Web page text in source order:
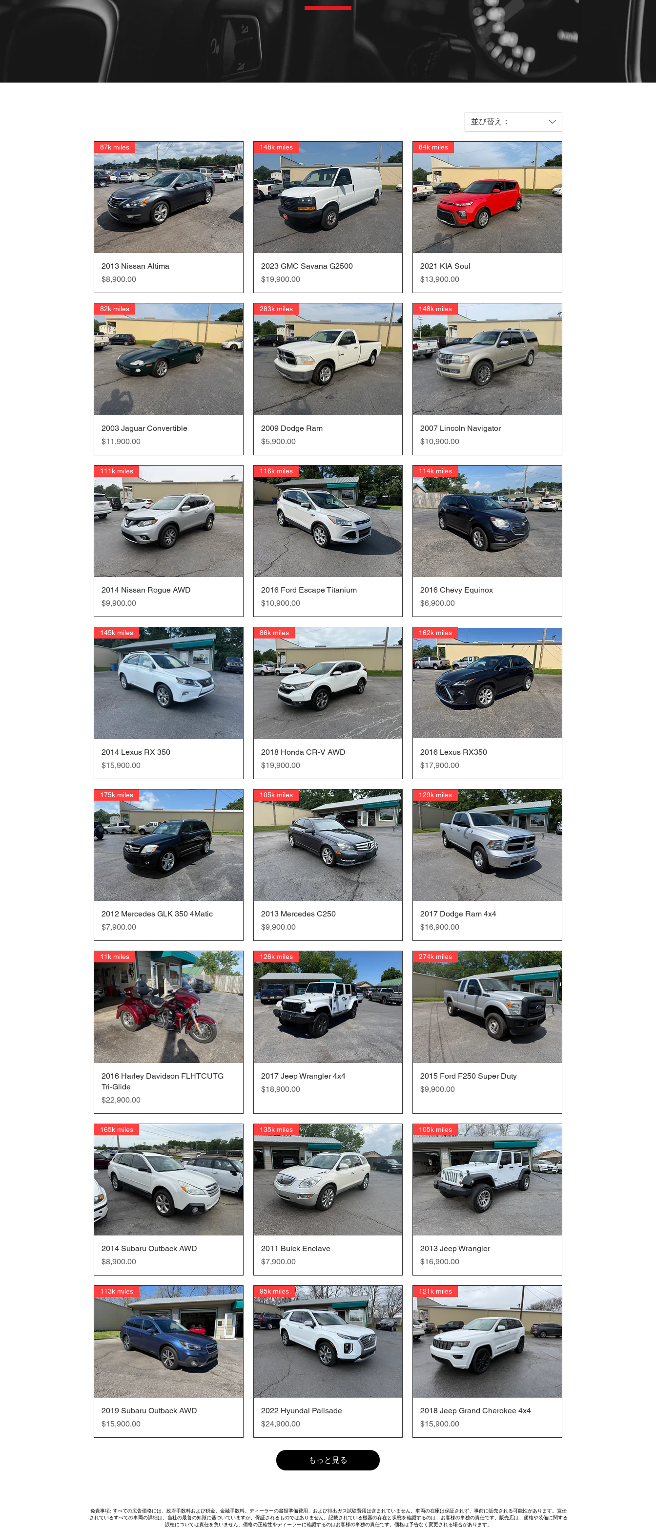
並び替え：
クイックビュー
87k miles
2013 Nissan Altima
価格
$8,900.00
クイックビュー
148k miles
2023 GMC Savana G2500
価格
$19,900.00
クイックビュー
84k miles
2021 KIA Soul
価格
$13,900.00
クイックビュー
82k miles
2003 Jaguar Convertible
価格
$11,900.00
クイックビュー
283k miles
2009 Dodge Ram
価格
$5,900.00
クイックビュー
148k miles
2007 Lincoln Navigator
価格
$10,900.00
クイックビュー
111k miles
2014 Nissan Rogue AWD
価格
$9,900.00
クイックビュー
116k miles
2016 Ford Escape Titanium
価格
$10,900.00
クイックビュー
114k miles
2016 Chevy Equinox
価格
$6,900.00
クイックビュー
145k miles
2014 Lexus RX 350
価格
$15,900.00
クイックビュー
86k miles
2018 Honda CR-V AWD
価格
$19,900.00
クイックビュー
162k miles
2016 Lexus RX350
価格
$17,900.00
クイックビュー
175k miles
2012 Mercedes GLK 350 4Matic
価格
$7,900.00
クイックビュー
105k miles
2013 Mercedes C250
価格
$9,900.00
クイックビュー
129k miles
2017 Dodge Ram 4x4
価格
$16,900.00
クイックビュー
11k miles
2016 Harley Davidson FLHTCUTG
Tri-Glide
価格
$22,900.00
クイックビュー
126k miles
2017 Jeep Wrangler 4x4
価格
$18,900.00
クイックビュー
274k miles
2015 Ford F250 Super Duty
価格
$9,900.00
クイックビュー
165k miles
2014 Subaru Outback AWD
価格
$8,900.00
クイックビュー
135k miles
2011 Buick Enclave
価格
$7,900.00
クイックビュー
105k miles
2013 Jeep Wrangler
価格
$16,900.00
クイックビュー
113k miles
2019 Subaru Outback AWD
価格
$15,900.00
クイックビュー
95k miles
2022 Hyundai Palisade
価格
$24,900.00
クイックビュー
121k miles
2018 Jeep Grand Cherokee 4x4
価格
$15,900.00
もっと見る
免責事項: すべての広告価格には、政府手数料および税金、金融手数料、ディーラーの書類準備費用、および排出ガス試験費用は含まれていません。車両の在庫は保証されず、事前に販売される可能性があります。宣伝
されているすべての車両の詳細は、当社の最善の知識に基づいていますが、保証されるものではありません。記載されている機器の存在と状態を確認するのは、お客様の単独の責任です。販売店は、価格や装備に関する
誤植については責任を負いません。価格の正確性をディーラーに確認するのはお客様の単独の責任です。価格は予告なく変更される場合があります。